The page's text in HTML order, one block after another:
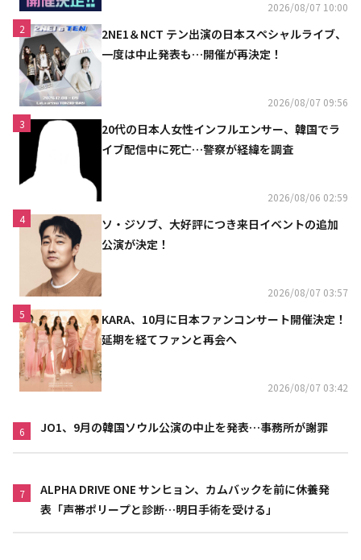
2026/08/07 10:00
2
2NE1＆NCT テン出演の日本スペシャルライブ、
一度は中止発表も…開催が再決定！
2026/08/07 09:56
3
20代の日本人女性インフルエンサー、韓国でラ
イブ配信中に死亡…警察が経緯を調査
2026/08/06 02:59
4
ソ・ジソブ、大好評につき来日イベントの追加
公演が決定！
2026/08/07 03:57
5
KARA、10月に日本ファンコンサート開催決定！
延期を経てファンと再会へ
2026/08/07 03:42
6 JO1、9月の韓国ソウル公演の中止を発表…事務所が謝罪
7
ALPHA DRIVE ONE サンヒョン、カムバックを前に休養発
表「声帯ポリープと診断…明日手術を受ける」